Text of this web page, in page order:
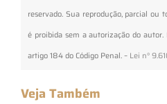
reservado. Sua reprodução, parcial ou
é proibida sem a autorização do
artigo 184 do Código Penal. – Lei n°
Veja Também